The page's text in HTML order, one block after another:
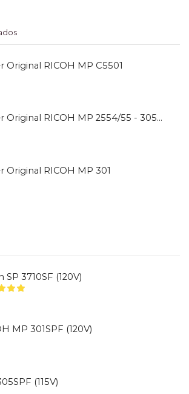
Original RICOH MP C5501
Toner Original RICOH MP 2554/55 - 3054/55
Original RICOH MP 301
SP 3710SF (120V)
MP 301SPF (120V)
(115V)